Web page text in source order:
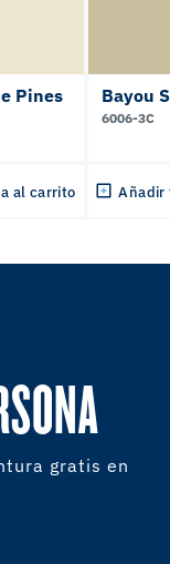
Pines
al carrito
Bayou
6006-3C
Añadir
gratis en